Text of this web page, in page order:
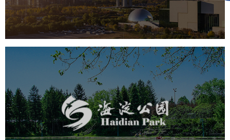
智慧体育公园
智能步道 智能大数据平台
海淀公园
旅游休闲 公园 AI人工智能 智慧公园
智能步道